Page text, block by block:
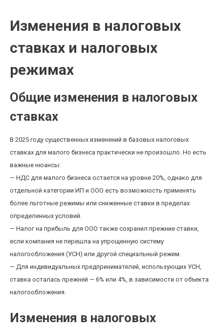
Изменения в налоговых
ставках и налоговых
режимах
Общие изменения в налоговых
ставках
В 2025 году существенных изменений в базовых налоговых
ставках для малого бизнеса практически не произошло. Но есть
важные нюансы:
— НДС для малого бизнеса остается на уровне 20%, однако для
отдельной категории ИП и ООО есть возможность применять
более льготные режимы или сниженные ставки в пределах
определенных условий.
— Налог на прибыль для ООО также сохранил прежние ставки,
если компания не перешла на упрощенную систему
налогообложения (УСН) или другой специальный режим.
— Для индивидуальных предпринимателей, использующих УСН,
ставка осталась прежней — 6% или 4%, в зависимости от объекта
налогообложения.
Изменения в налоговых